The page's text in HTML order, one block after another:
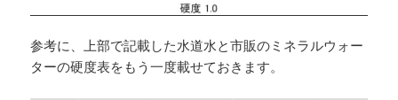
参考に、上部で記載した水道水と市販のミネラルウォー
ターの硬度表をもう一度載せておきます。